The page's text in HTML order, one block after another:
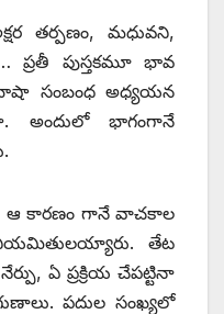
తర్పణం, మధువని,
పుస్తకమూ భావ
సంబంధ అధ్యయన
అందులో భాగంగానే
ఆ కారణం గానే వాచకాల
తేట
ఏ ప్రక్రియ చేపట్టినా
పదుల సంఖ్యలో